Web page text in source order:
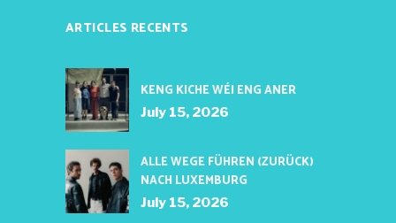
ARTICLES RECENTS
KENG KICHE WÉI ENG ANER
July 15, 2026
ALLE WEGE FÜHREN (ZURÜCK)
NACH LUXEMBURG
July 15, 2026